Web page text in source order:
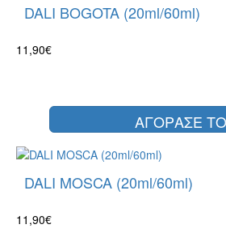
DALI BOGOTA (20ml/60ml)
11,90€
ΑΓΟΡΑΣΕ ΤΟ
DALI MOSCA (20ml/60ml)
11,90€